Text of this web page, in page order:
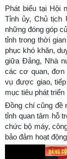
Phát biểu tại Hội
Tỉnh ủy, Chủ tịch
những đóng góp
tỉnh trong thời
phục khó khăn,
giữa Đảng, Nhà
các cơ quan, đơn
vụ được giao,
mục tiêu phát triển
Đồng chí cũng đề
tỉnh quan tâm hỗ
chức bộ máy,
bảo đảm hoạt